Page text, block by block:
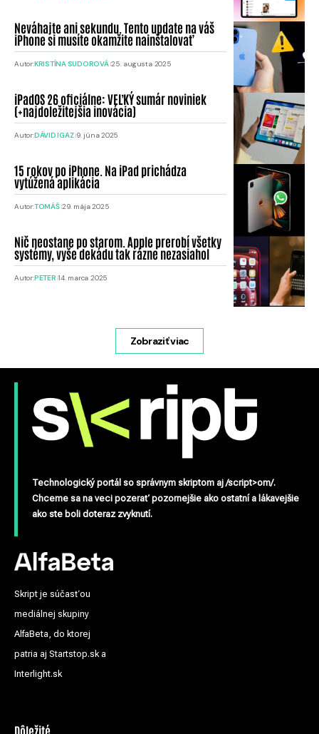
Neváhajte ani sekundu. Tento update na váš
iPhone si musíte okamžite nainštalovať
Autor:KRISTÍNA SUDOROVÁ 25. augusta 2025
iPadOS 26 oficiálne: VEĽKÝ sumár noviniek
(+najdoležitejšia inovácia)
Autor:DÁVID IGAZ 9. júna 2025
15 rokov po iPhone. Na iPad prichádza
vytúžená aplikácia
Autor:TOMÁŠ 29. mája 2025
Nič neostane po starom. Apple prerobí všetky
systémy, vyše dekádu tak rázne nezasiahol
Autor:PETER 14. marca 2025
Zobraziť viac
Technologický portál so správnym skriptom aj /script>om/.
Chceme sa na veci pozerať pozornejšie ako ostatní a lákavejšie
ako ste boli doteraz zvyknutí.
Skript je súčasťou
mediálnej skupiny
AlfaBeta, do ktorej
patria aj Startstop.sk a
Interlight.sk
Dôležité